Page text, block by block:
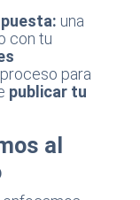
una
con tu
para
publicar tu
al